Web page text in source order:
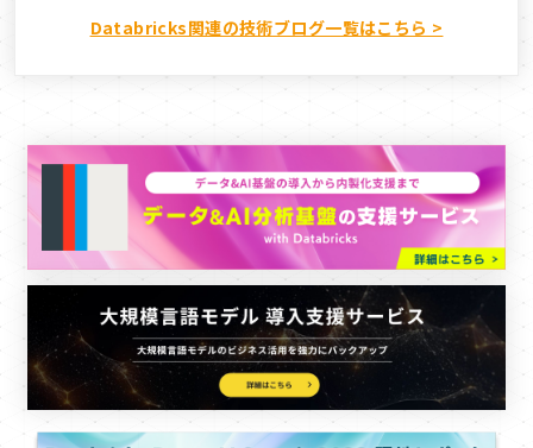
Databricks関連の技術ブログ一覧はこちら >